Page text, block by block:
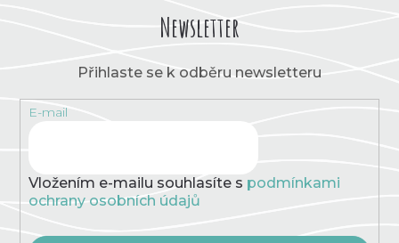
Newsletter
Přihlaste se k odběru newsletteru
E-mail
Vložením e-mailu souhlasíte s podmínkami
ochrany osobních údajů